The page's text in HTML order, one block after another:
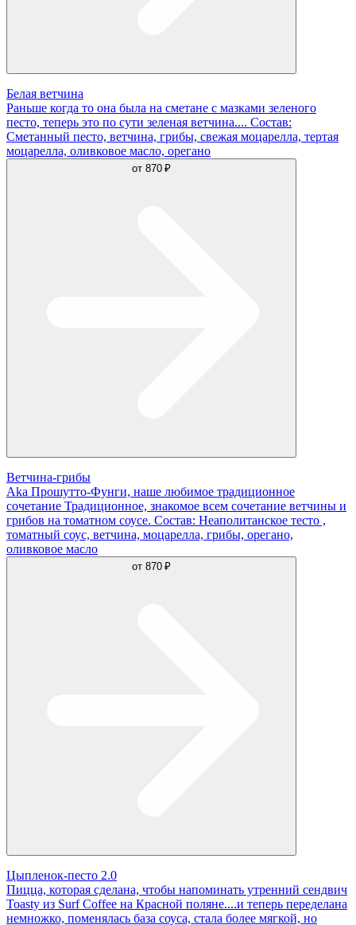
Белая ветчина
Раньше когда то она была на сметане с мазками зеленого
песто, теперь это по сути зеленая ветчина.... Состав:
Сметанный песто, ветчина, грибы, свежая моцарелла, тертая
моцарелла, оливковое масло, орегано
от 870 ₽
Ветчина-грибы
Aka Прошутто-Фунги, наше любимое традиционное
сочетание Традиционное, знакомое всем сочетание ветчины и
грибов на томатном соусе. Состав: Неаполитанское тесто ,
томатный соус, ветчина, моцарелла, грибы, орегано,
оливковое масло
от 870 ₽
Цыпленок-песто 2.0
Пицца, которая сделана, чтобы напоминать утренний сендвич
Toasty из Surf Coffee на Красной поляне....и теперь переделана
немножко, поменялась база соуса, стала более мягкой, но